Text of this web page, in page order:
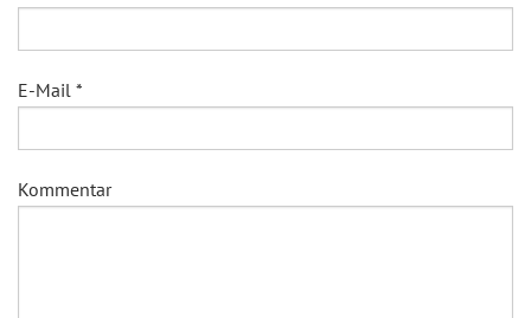
E-Mail *
Kommentar